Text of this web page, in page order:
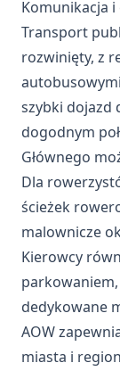
Komunikacja
Transport
rozwinięty, z
szybki dojazd
dogodnym
Głównego
Dla
ścieżek
malownicze
Kierowcy
dedykowane
AOW
miasta i